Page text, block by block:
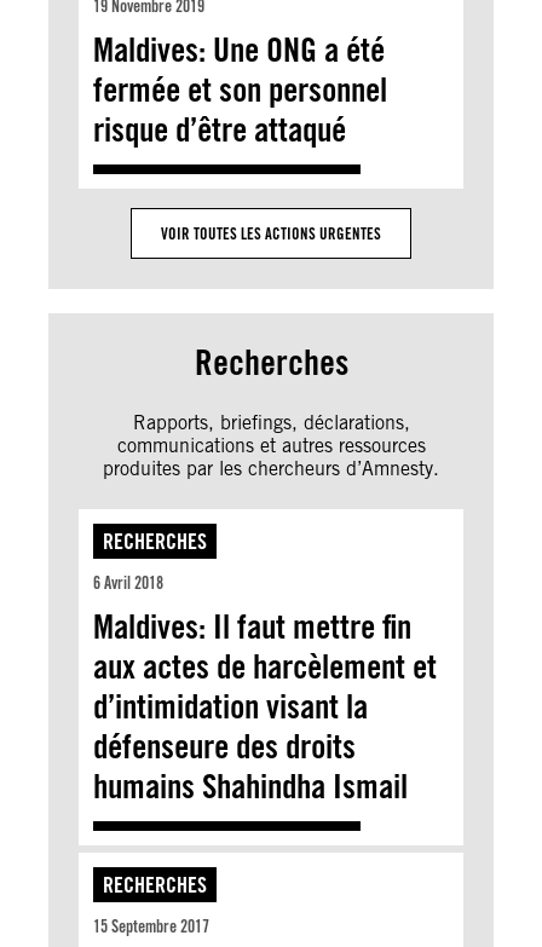
19 Novembre 2019
Maldives: Une ONG a été
fermée et son personnel
risque d’être attaqué
VOIR TOUTES LES ACTIONS URGENTES
Recherches
Rapports, briefings, déclarations,
communications et autres ressources
produites par les chercheurs d’Amnesty.
RECHERCHES
6 Avril 2018
Maldives: Il faut mettre fin
aux actes de harcèlement et
d’intimidation visant la
défenseure des droits
humains Shahindha Ismail
RECHERCHES
15 Septembre 2017